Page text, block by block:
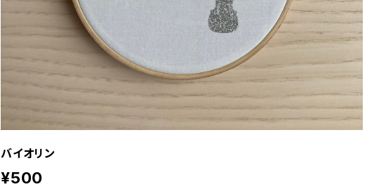
バイオリン
¥500